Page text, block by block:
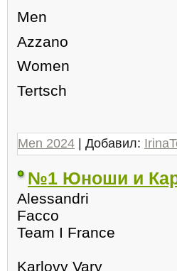
Men
Azzano
Women
Tertsch
Men 2024 | Добавил:
№1 Юноши и
Alessandri
Facco
Team I France
Karlovy Vary